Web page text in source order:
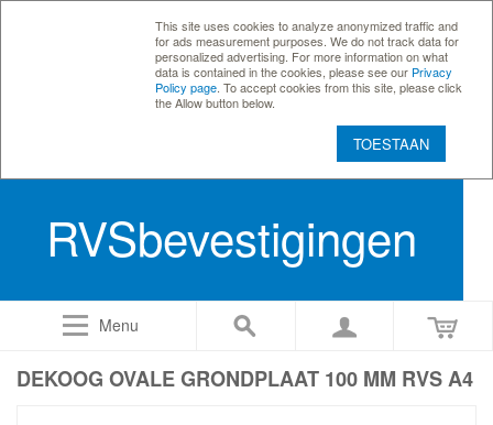
This site uses cookies to analyze anonymized traffic and
for ads measurement purposes. We do not track data for
personalized advertising. For more information on what
data is contained in the cookies, please see our Privacy
Policy page . To accept cookies from this site, please click
the Allow button below.
TOESTAAN
RVSbevestigingen
Menu
DEKOOG OVALE GRONDPLAAT 100 MM RVS A4